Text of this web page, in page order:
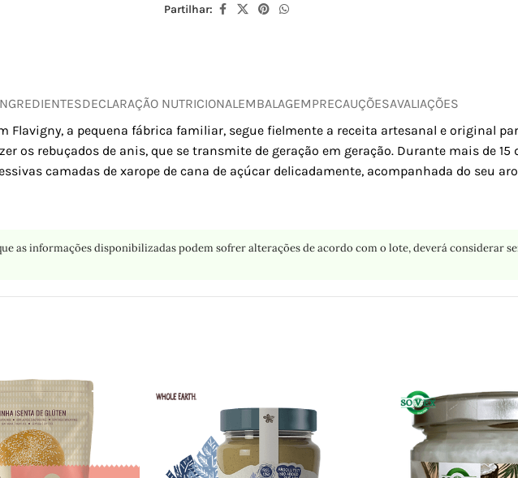
Partilhar:
DECLARAÇÃO NUTRICIONAL EMBALAGEMPRECAUÇÕESAVALIAÇÕES
Flavigny, a pequena fábrica familiar, segue fielmente a receita artesanal e original
os rebuçados de anis, que se transmite de geração em geração. Durante mais de 15
camadas de xarope de cana de açúcar delicadamente, acompanhada do seu
as informações disponibilizadas podem sofrer alterações de acordo com o lote, deverá considerar